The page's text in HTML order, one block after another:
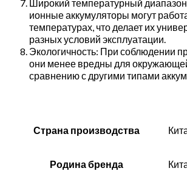
Широкий температурный
ионные аккумуляторы могут
температурах, что делает их
разных условий эксплуатации.
Экологичность: При соблюдении
они менее вредны для
сравнению с другими типами
Страна производства
Родина бренда